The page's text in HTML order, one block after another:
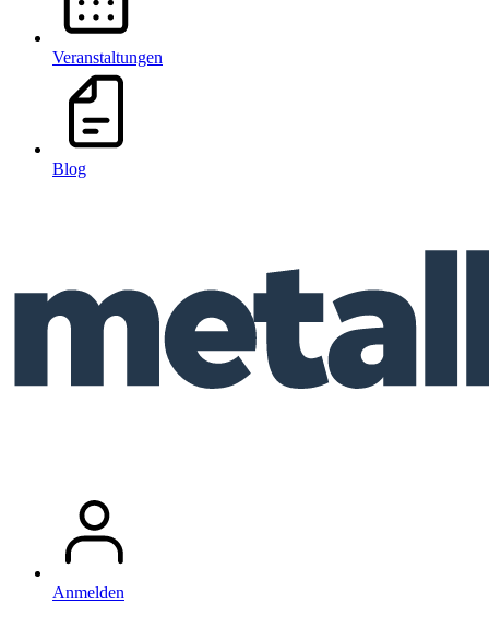
Veranstaltungen
Blog
Anmelden